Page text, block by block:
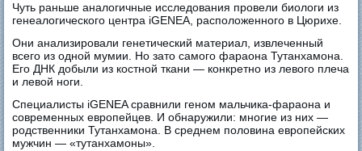
Чуть раньше аналогичные исследования провели биологи из
генеалогического центра iGENEA, расположенного в Цюрихе.
Они анализировали генетический материал, извлеченный
всего из одной мумии. Но зато самого фараона Тутанхамона.
Его ДНК добыли из костной ткани — конкретно из левого плеча
и левой ноги.
Специалисты iGENEA сравнили геном мальчика-фараона и
современных европейцев. И обнаружили: многие из них —
родственники Тутанхамона. В среднем половина европейских
мужчин — «тутанхамоны».